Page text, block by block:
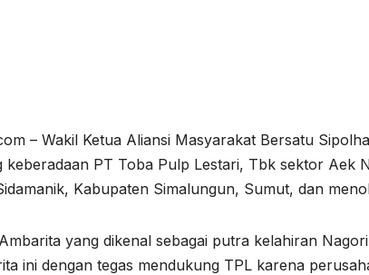
– Wakil Ketua Aliansi Masyarakat Bersatu
keberadaan PT Toba Pulp Lestari, Tbk sektor Aek
Kabupaten Simalungun, Sumut, dan
yang dikenal sebagai putra kelahiran
ini dengan tegas mendukung TPL karena